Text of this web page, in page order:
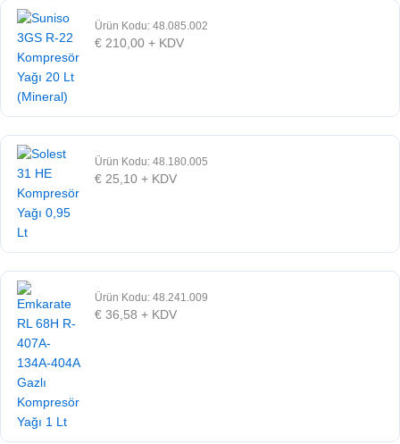
Ürün Kodu: 48.085.002
€ 210,00 + KDV
Ürün Kodu: 48.180.005
€ 25,10 + KDV
Ürün Kodu: 48.241.009
€ 36,58 + KDV